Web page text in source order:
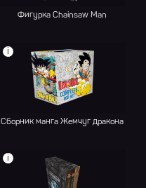
Фигурка Chainsaw Man
i
Сборник манга Жемчуг дракона
i